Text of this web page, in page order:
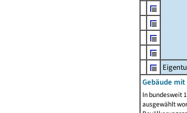
Gebäude
In bundesweit
ausgewählt